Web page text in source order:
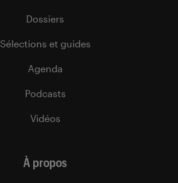
Dossiers
Sélections et guides
Agenda
Podcasts
Vidéos
À propos